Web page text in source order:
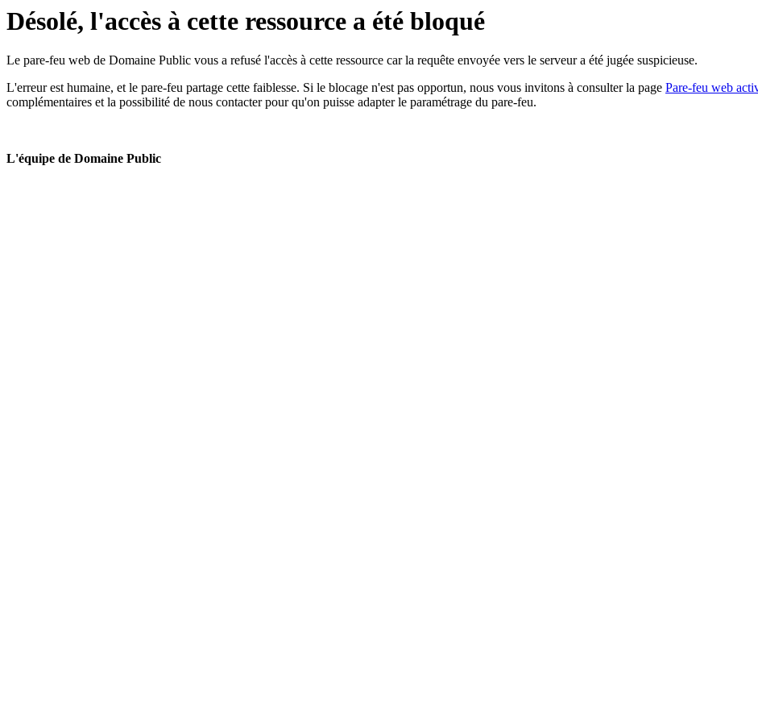
Désolé, l'accès à cette ressource a été bloqué
Le pare-feu web de Domaine Public vous a refusé l'accès à cette ressource car la requête envoyée vers le serveur a été jugée suspicieuse.
L'erreur est humaine, et le pare-feu partage cette faiblesse. Si le blocage n'est pas opportun, nous vous invitons à consulter la page Pare-feu web
complémentaires et la possibilité de nous contacter pour qu'on puisse adapter le paramétrage du pare-feu.
L'équipe de Domaine Public